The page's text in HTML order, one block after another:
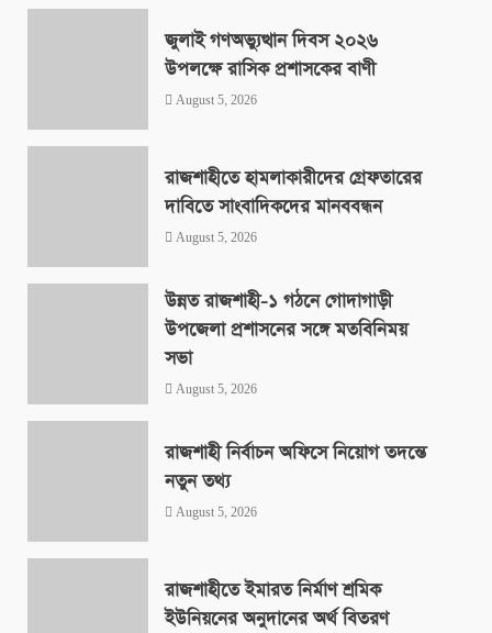
জুলাই গণঅভ্যুত্থান দিবস ২০২৬
উপলক্ষে রাসিক প্রশাসকের বাণী
August 5, 2026
রাজশাহীতে হামলাকারীদের গ্রেফতারের
দাবিতে সাংবাদিকদের মানববন্ধন
August 5, 2026
উন্নত রাজশাহী-১ গঠনে গোদাগাড়ী
উপজেলা প্রশাসনের সঙ্গে মতবিনিময়
সভা
August 5, 2026
রাজশাহী নির্বাচন অফিসে নিয়োগ তদন্তে
নতুন তথ্য
August 5, 2026
রাজশাহীতে ইমারত নির্মাণ শ্রমিক
ইউনিয়নের অনুদানের অর্থ বিতরণ